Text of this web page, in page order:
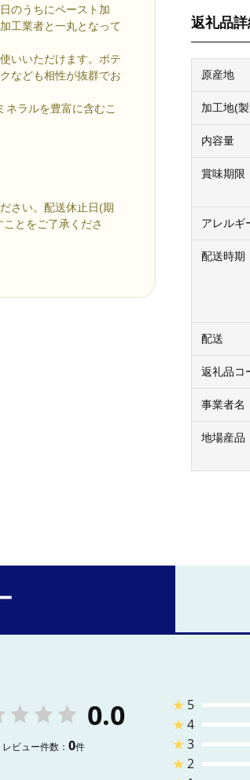
のうちにペースト加
工業者と一丸となって
いいただけます。ポテ
なども相性が抜群でお
ネラルを豊富に含むこ
さい。配送休止日(期
とをご了承くださ
返礼品
原産地
加工地(
内容量
賞味期限
アレルギ
配送時期
配送
返礼品コ
事業者名
地場産品
0.0
レビュー件数： 0件
★ 5
★4
★3
★2